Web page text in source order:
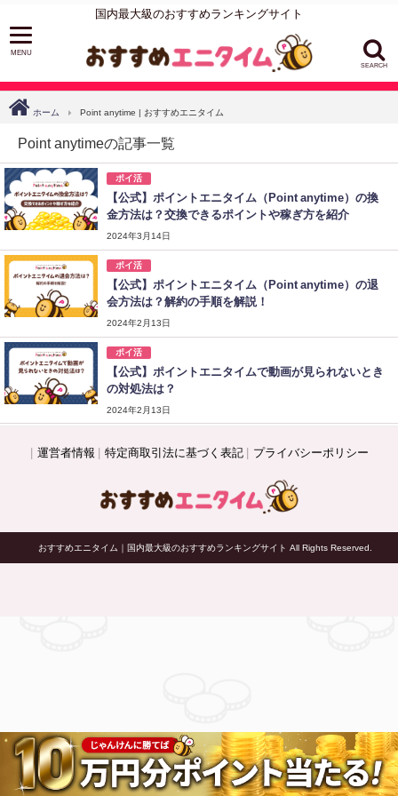
国内最大級のおすすめランキングサイト
SEARCH
ホーム Point anytime | おすすめエニタイム
Point anytimeの記事一覧
ポイ活
【公式】ポイントエニタイム（Point anytime）の換
金方法は？交換できるポイントや稼ぎ方を紹介
2024年3月14日
ポイ活
【公式】ポイントエニタイム（Point anytime）の退
会方法は？解約の手順を解説！
2024年2月13日
ポイ活
【公式】ポイントエニタイムで動画が見られないとき
の対処法は？
2024年2月13日
運営者情報 特定商取引法に基づく表記 プライバシーポリシー
© おすすめエニタイム｜国内最大級のおすすめランキングサイト All Rights Reserved.